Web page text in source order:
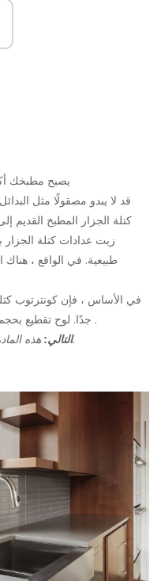
يصبح مطبخك
قد لا يبدو مصقولًا مثل
كتلة الجزار المطبخ القديم
زيت عدادات كتلة الجزار
طبيعية. في الواقع ،
في الأساس ، فإن كونترتوب
جدًا. لوح تقطيع .
التالي:هذه المادة التي صنعها الإنسان محبوبة لقوة تحملها.